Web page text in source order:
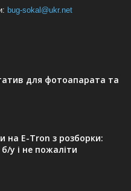
bug-sokal@ukr.net
для фотоапарата та
на E-Tron з розборки:
у і не пожаліти